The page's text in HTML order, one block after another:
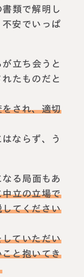
階
類で解明し
安でいっぱ
立ち会うと
たものだと
され、適切
ならず、う
る局面もあ
立の立場で
てください
ていただい
と抱いてき